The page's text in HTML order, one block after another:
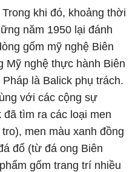
Trong khi đó, khoảng thời
năm 1950 lại đánh
gốm mỹ nghệ Biên
Mỹ nghệ thực hành Biên
là Balick phụ trách.
với các cộng sự
tìm ra các loại men
men màu xanh đồng
đổ (từ đá ong Biên
gốm trang trí nhiều